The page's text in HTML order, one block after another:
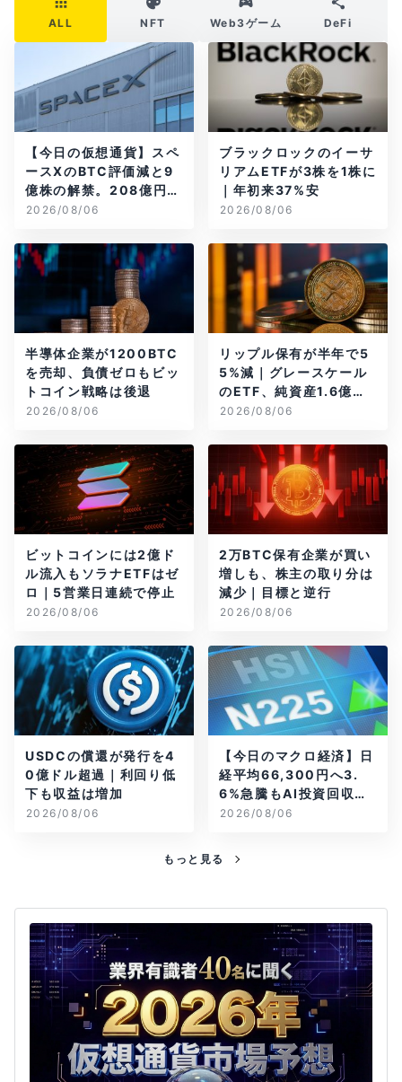
ALL NFT Web3ゲーム DeFi
【今日の仮想通貨】スペ
ースXのBTC評価減と9
億株の解禁。208億円相
当のBTCが盗難
2026/08/06
ブラックロックのイーサ
リアムETFが3株を1株に
｜年初来37%安
2026/08/06
半導体企業が1200BTC
を売却、負債ゼロもビッ
トコイン戦略は後退
2026/08/06
リップル保有が半年で5
5%減｜グレースケール
のETF、純資産1.6億ド
ル減
2026/08/06
ビットコインには2億ド
ル流入もソラナETFはゼ
ロ｜5営業日連続で停止
2026/08/06
2万BTC保有企業が買い
増しも、株主の取り分は
減少｜目標と逆行
2026/08/06
USDCの償還が発行を4
0億ドル超過｜利回り低
下も収益は増加
2026/08/06
【今日のマクロ経済】日
経平均66,300円へ3.
6%急騰もAI投資回収懸
念が再燃
2026/08/06
もっと見る